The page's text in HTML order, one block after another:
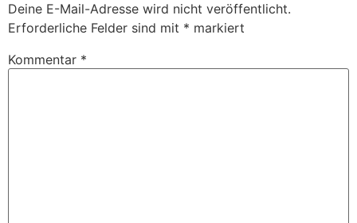
Deine E-Mail-Adresse wird nicht veröffentlicht.
Erforderliche Felder sind mit * markiert
Kommentar *